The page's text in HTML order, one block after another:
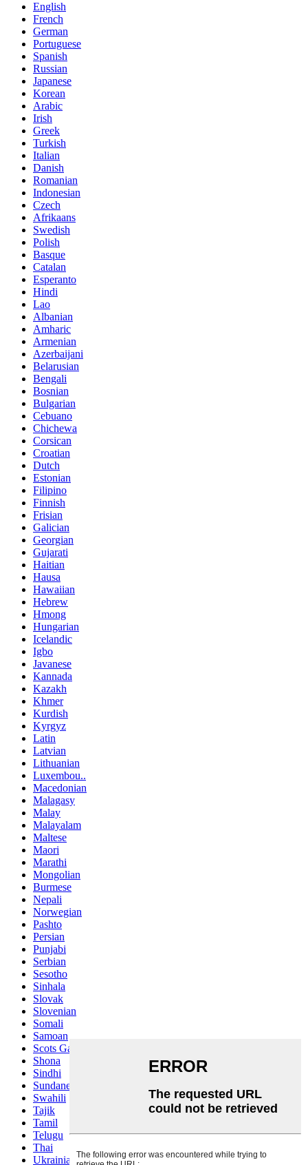
English
French
German
Portuguese
Spanish
Russian
Japanese
Korean
Arabic
Irish
Greek
Turkish
Italian
Danish
Romanian
Indonesian
Czech
Afrikaans
Swedish
Polish
Basque
Catalan
Esperanto
Hindi
Lao
Albanian
Amharic
Armenian
Azerbaijani
Belarusian
Bengali
Bosnian
Bulgarian
Cebuano
Chichewa
Corsican
Croatian
Dutch
Estonian
Filipino
Finnish
Frisian
Galician
Georgian
Gujarati
Haitian
Hausa
Hawaiian
Hebrew
Hmong
Hungarian
Icelandic
Igbo
Javanese
Kannada
Kazakh
Khmer
Kurdish
Kyrgyz
Latin
Latvian
Lithuanian
Luxembou..
Macedonian
Malagasy
Malay
Malayalam
Maltese
Maori
Marathi
Mongolian
Burmese
Nepali
Norwegian
Pashto
Persian
Punjabi
Serbian
Sesotho
Sinhala
Slovak
Slovenian
Somali
Samoan
Scots Gaelic
Shona
Sindhi
Sundanese
Swahili
Tajik
Tamil
Telugu
Thai
Ukrainian